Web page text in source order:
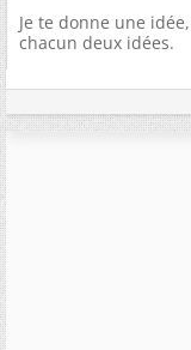
Je te donne une
chacun deux idées.